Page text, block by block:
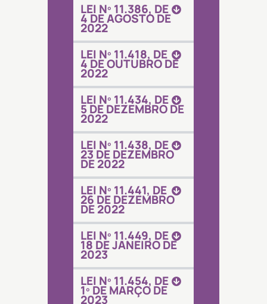
LEI Nº 11.386, DE
4 DE AGOSTO DE
2022
LEI Nº 11.418, DE
4 DE OUTUBRO DE
2022
LEI Nº 11.434, DE
5 DE DEZEMBRO DE
2022
LEI Nº 11.438, DE
23 DE DEZEMBRO
DE 2022
LEI Nº 11.441, DE
26 DE DEZEMBRO
DE 2022
LEI Nº 11.449, DE
18 DE JANEIRO DE
2023
LEI Nº 11.454, DE
1º DE MARÇO DE
2023